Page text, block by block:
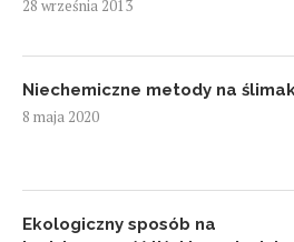
28 września 2013
Niechemiczne metody na
8 maja 2020
Ekologiczny sposób na